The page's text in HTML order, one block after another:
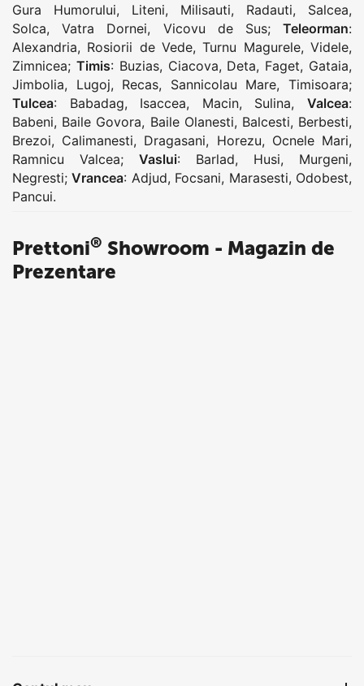
Gura Humorului, Liteni, Milisauti, Radauti, Salcea,
Solca,Vatra Dornei, Vicovu de Sus;Teleorman:
Alexandria, Rosiorii de Vede,Turnu Magurele,Videle,
Zimnicea; Timis: Buzias, Ciacova, Deta, Faget, Gataia,
Jimbolia, Lugoj, Recas, Sannicolau Mare,Timisoara;
Tulcea: Babadag, Isaccea, Macin, Sulina,Valcea:
Babeni, Baile Govora, Baile Olanesti, Balcesti, Berbesti,
Brezoi, Calimanesti, Dragasani, Horezu, Ocnele Mari,
Ramnicu Valcea; Vaslui: Barlad, Husi, Murgeni,
Negresti;Vrancea: Adjud, Focsani, Marasesti, Odobest,
Pancui.
Prettoni® Showroom - Magazin de
Prezentare